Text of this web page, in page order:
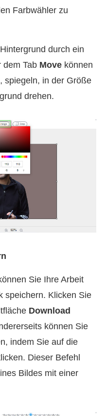
Farbwähler zu
durch ein
dem Tab Move können
spiegeln, in der Größe
drehen.
Sie Ihre Arbeit
speichern. Klicken Sie
Download
können Sie
indem Sie auf die
Dieser Befehl
Bildes mit einer